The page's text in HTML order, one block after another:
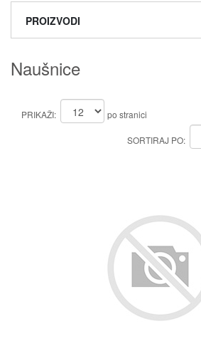
PROIZVODI
Naušnice
PRIKAŽI: po stranici
SORTIRAJ PO: